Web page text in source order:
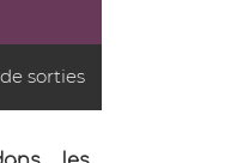
sorties